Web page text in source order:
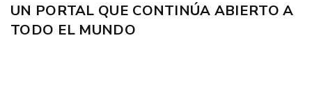
UN PORTAL QUE CONTINÚA ABIERTO A
TODO EL MUNDO